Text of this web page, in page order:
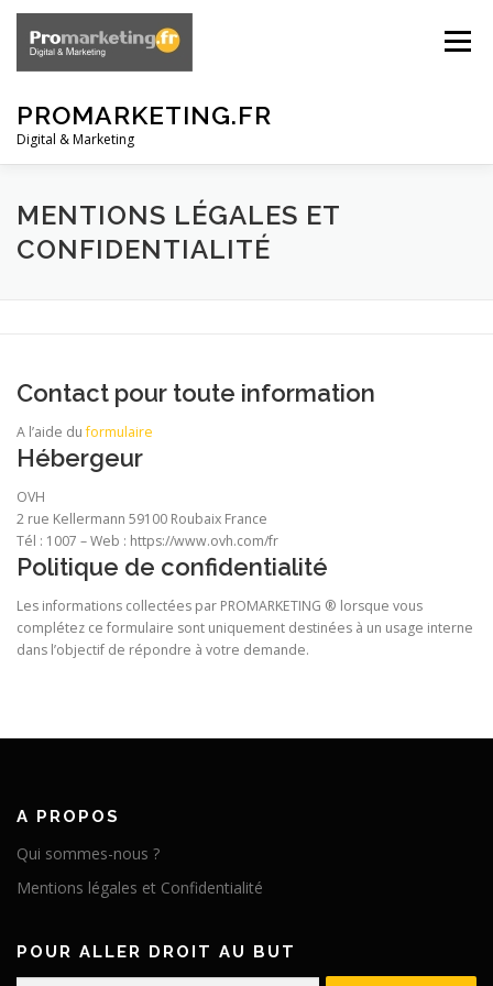
Aller
contenu
PROMARKETING.FR
Digital & Marketing
Menu
ACCUEIL VOS PROJETS NOS MISSIONS
MENTIONS LÉGALES ET
CONFIDENTIALITÉ
Contact pour toute information
A l’aide duformulaire
Hébergeur
OVH
2 rue Kellermann 59100 Roubaix France
Tél : 1007 – Web : https://www.ovh.com/fr
Politique de confidentialité
Les informations collectées par PROMARKETING ® lorsque vous
complétez ce formulaire sont uniquement destinées à un usage interne
dans l’objectif de répondre à votre demande.
A PROPOS
Qui sommes-nous ?
Mentions légales et Confidentialité
POUR ALLER DROIT AU BUT